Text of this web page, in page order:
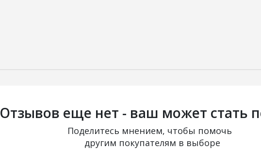
Отзывов еще нет - ваш может стать
Поделитесь мнением, чтобы помочь
другим покупателям в выборе